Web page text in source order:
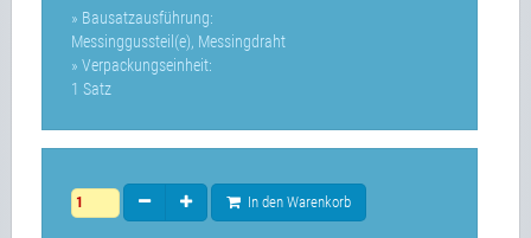
» Bausatzausführung:
Messinggussteil(e), Messingdraht
» Verpackungseinheit:
1 Satz
In den Warenkorb